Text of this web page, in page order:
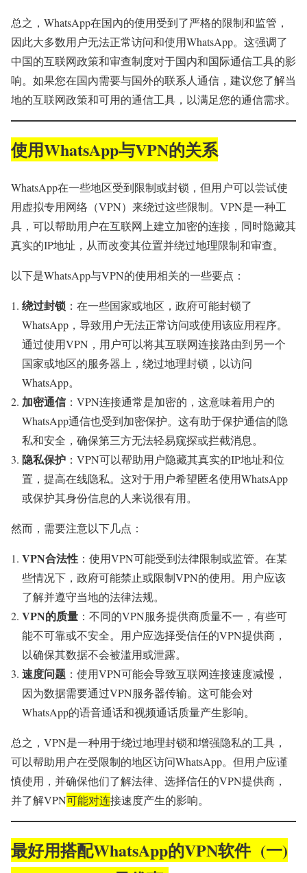
总之，WhatsApp在国內的使用受到了严格的限制和监管，
因此大多数用户无法正常访问和使用WhatsApp。这强调了
中国的互联网政策和审查制度对于国内和国际通信工具的影
响。如果您在国內需要与国外的联系人通信，建议您了解当
地的互联网政策和可用的通信工具，以满足您的通信需求。
使用WhatsApp与VPN的关系
WhatsApp在一些地区受到限制或封锁，但用户可以尝试使
用虚拟专用网络（VPN）来绕过这些限制。VPN是一种工
具，可以帮助用户在互联网上建立加密的连接，同时隐藏其
真实的IP地址，从而改变其位置并绕过地理限制和审查。
以下是WhatsApp与VPN的使用相关的一些要点：
绕过封锁 ：在一些国家或地区，政府可能封锁了
WhatsApp，导致用户无法正常访问或使用该应用程序。
通过使用VPN，用户可以将其互联网连接路由到另一个
国家或地区的服务器上，绕过地理封锁，以访问
WhatsApp。
加密通信：VPN连接通常是加密的，这意味着用户的
WhatsApp通信也受到加密保护。这有助于保护通信的隐
私和安全，确保第三方无法轻易窥探或拦截消息。
隐私保护 ：VPN可以帮助用户隐藏其真实的IP地址和位
置，提高在线隐私。这对于用户希望匿名使用WhatsApp
或保护其身份信息的人来说很有用。
然而，需要注意以下几点：
VPN合法性 ：使用VPN可能受到法律限制或监管。在某
些情况下，政府可能禁止或限制VPN的使用。用户应该
了解并遵守当地的法律法规。
VPN的质量 ：不同的VPN服务提供商质量不一，有些可
能不可靠或不安全。用户应选择受信任的VPN提供商，
以确保其数据不会被滥用或泄露。
速度问题 ：使用VPN可能会导致互联网连接速度减慢，
因为数据需要通过VPN服务器传输。这可能会对
WhatsApp的语音通话和视频通话质量产生影响。
总之，VPN是一种用于绕过地理封锁和增强隐私的工具，
可以帮助用户在受限制的地区访问WhatsApp。但用户应谨
慎使用，并确保他们了解法律、选择信任的VPN提供商，
并了解VPN可能对连接速度产生的影响。
最好用搭配WhatsApp的VPN软件 (一)